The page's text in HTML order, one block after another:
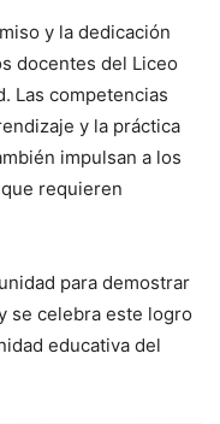
y la dedicación
docentes del Liceo
Las competencias
y la práctica
impulsan a los
requieren
para demostrar
se celebra este logro
educativa del